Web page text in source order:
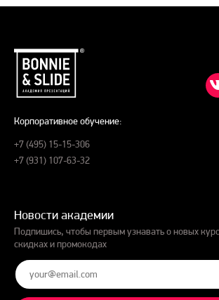
Корпоративное обучение:
+7 (495) 15-15-306
+7 (931) 107-63-32
Новости академии
Подпишись, чтобы первым узнавать о новых
скидках и промокодах